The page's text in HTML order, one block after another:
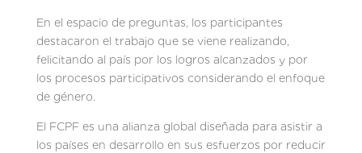
En el espacio de preguntas, los participantes
destacaron el trabajo que se viene realizando,
felicitando al país por los logros alcanzados y por
los procesos participativos considerando el enfoque
de género.
El FCPF es una alianza global diseñada para asistir a
los países en desarrollo en sus esfuerzos por reducir